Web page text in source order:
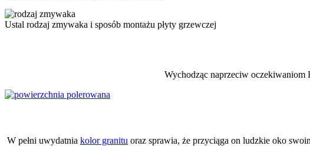
Ustal rodzaj zmywaka i sposób montażu płyty grzewczej
Wychodząc naprzeciw
W pełni uwydatnia kolor granitu oraz sprawia, że przyciąga on ludzkie oko